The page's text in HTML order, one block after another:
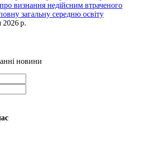
визнання недійсним втраченого
загальну середню освіту
2026 р.
новини